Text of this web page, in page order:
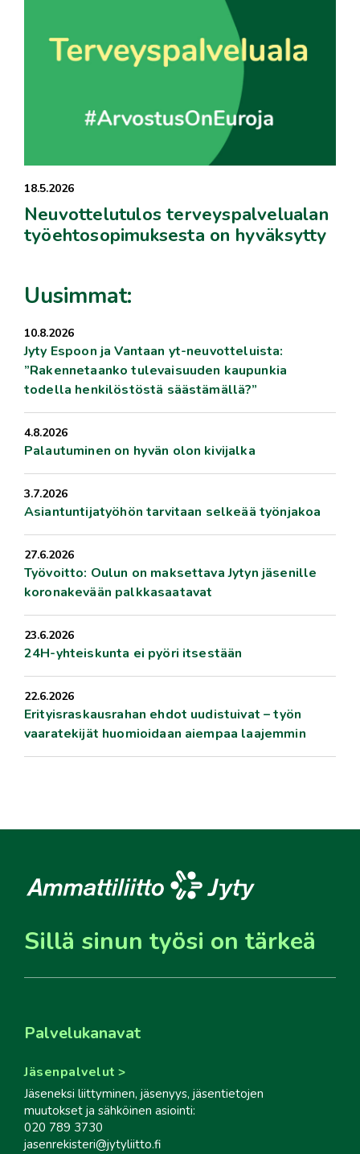
18.5.2026
Neuvottelutulos terveyspalvelualan
työehtosopimuksesta on hyväksytty
Uusimmat:
10.8.2026
Jyty Espoon ja Vantaan yt-neuvotteluista:
”Rakennetaanko tulevaisuuden kaupunkia
todella henkilöstöstä säästämällä?”
4.8.2026
Palautuminen on hyvän olon kivijalka
3.7.2026
Asiantuntijatyöhön tarvitaan selkeää työnjakoa
27.6.2026
Työvoitto: Oulun on maksettava Jytyn jäsenille
koronakevään palkkasaatavat
23.6.2026
24H-yhteiskunta ei pyöri itsestään
22.6.2026
Erityisraskausrahan ehdot uudistuivat – työn
vaaratekijät huomioidaan aiempaa laajemmin
Sillä sinun työsi on tärkeä
Palvelukanavat
Jäsenpalvelut
Jäseneksi liittyminen, jäsenyys, jäsentietojen
muutokset ja sähköinen asiointi:
020 789 3730
jasenrekisteri@jytyliitto.fi